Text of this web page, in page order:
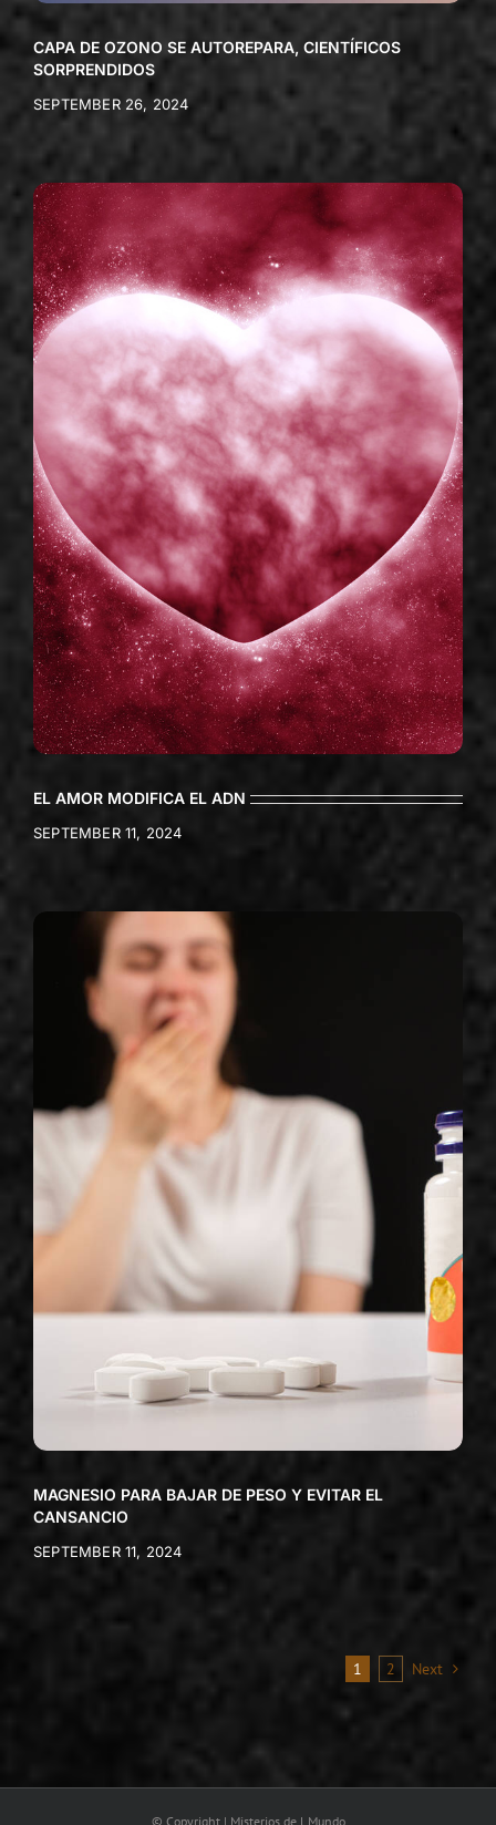
CAPA DE OZONO SE AUTOREPARA, CIENTÍFICOS
SORPRENDIDOS
SEPTEMBER 26, 2024
EL AMOR MODIFICA EL ADN
SEPTEMBER 11, 2024
MAGNESIO PARA BAJAR DE PESO Y EVITAR EL
CANSANCIO
SEPTEMBER 11, 2024
1 2 Next
© Copyright | Misterios de l Mundo